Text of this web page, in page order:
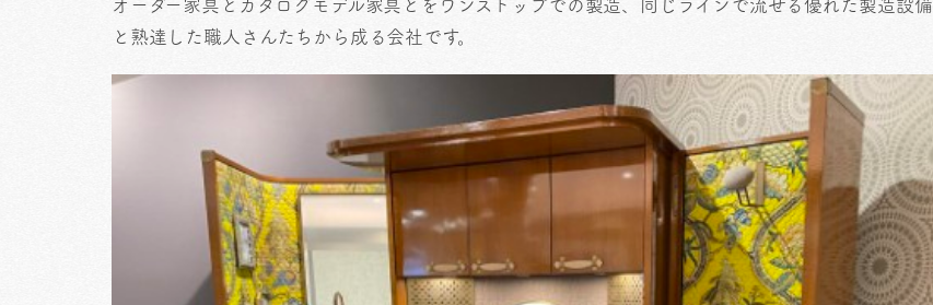
オーダー家具とカタログモデル家具とをワンストップでの製造、同じラインで流せる優れた製造設備
と熟達した職人さんたちから成る会社です。